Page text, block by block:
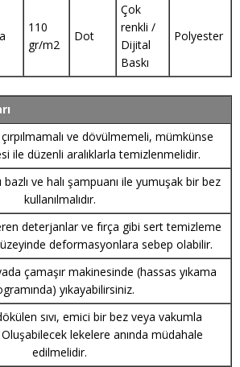
110
gr/m2
Dot
Çok
renkli /
Dijital
Baskı
Polyester
ve dövülmemeli, mümkünse
ile düzenli aralıklarla temizlenmelidir.
ve halı şampuanı ile yumuşak bir bez
kullanılmalıdır.
deterjanlar ve fırça gibi sert temizleme
deformasyonlara sebep olabilir.
çamaşır makinesinde (hassas yıkama
yıkayabilirsiniz.
sıvı, emici bir bez veya vakumla
lekelere anında müdahale
edilmelidir.